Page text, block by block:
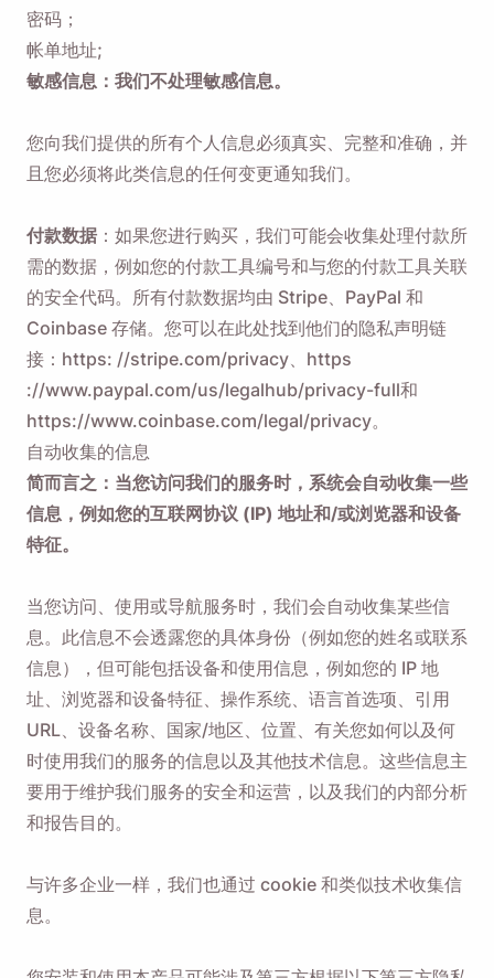
密码；
帐单地址;
敏感信息：我们不处理敏感信息。
您向我们提供的所有个人信息必须真实、完整和准确，并
且您必须将此类信息的任何变更通知我们。
付款数据 ：如果您进行购买，我们可能会收集处理付款所
需的数据，例如您的付款工具编号和与您的付款工具关联
的安全代码。所有付款数据均由 Stripe、PayPal 和
Coinbase 存储。您可以在此处找到他们的隐私声明链
接：https: //stripe.com/privacy、https
://www.paypal.com/us/legalhub/privacy-full和
https://www.coinbase.com/legal/privacy。
自动收集的信息
简而言之：当您访问我们的服务时，系统会自动收集一些
信息，例如您的互联网协议 (IP) 地址和/或浏览器和设备
特征。
当您访问、使用或导航服务时，我们会自动收集某些信
息。此信息不会透露您的具体身份（例如您的姓名或联系
信息），但可能包括设备和使用信息，例如您的 IP 地
址、浏览器和设备特征、操作系统、语言首选项、引用
URL、设备名称、国家/地区、位置、有关您如何以及何
时使用我们的服务的信息以及其他技术信息。这些信息主
要用于维护我们服务的安全和运营，以及我们的内部分析
和报告目的。
与许多企业一样，我们也通过 cookie 和类似技术收集信
息。